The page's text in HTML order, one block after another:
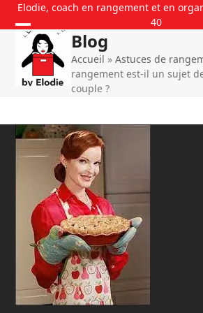
Skip
content
Elodie, coach en rangement et en
40
Blog
Accueil »Astuces de
rangement est-il un sujet
couple ?